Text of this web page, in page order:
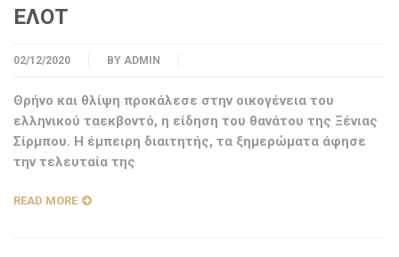
ΕΛΟΤ
02/12/2020 BY ADMIN
Θρήνο και θλίψη προκάλεσε στην οικογένεια του
ελληνικού ταεκβοντό, η είδηση του θανάτου της Ξένιας
Σίρμπου. Η έμπειρη διαιτητής, τα ξημερώματα άφησε
την τελευταία της
READ MORE